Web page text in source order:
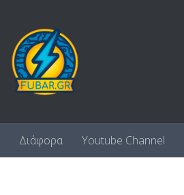
Διάφορα Youtube Channel